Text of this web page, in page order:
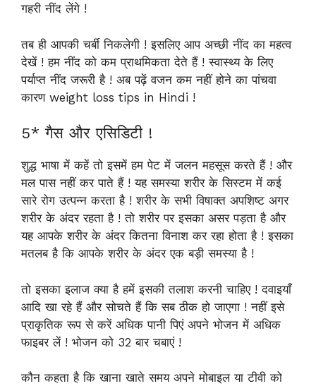
गहरी नींद लेंगे !
तब ही आपकी चर्बी निकलेगी ! इसलिए आप अच्छी नींद का महत्व
देखें ! हम नींद को कम प्राथमिकता देते हैं ! स्वास्थ्य के लिए
पर्याप्त नींद जरूरी है ! अब पढ़ें वजन कम नहीं होने का पांचवा
कारण weight loss tips in Hindi !
5* गैस और एसिडिटी !
शुद्ध भाषा में कहें तो इसमें हम पेट में जलन महसूस करते हैं ! और
मल पास नहीं कर पाते हैं ! यह समस्या शरीर के सिस्टम में कई
सारे रोग उत्पन्न करता है ! शरीर के सभी विषाक्त अपशिष्ट अगर
शरीर के अंदर रहता है ! तो शरीर पर इसका असर पड़ता है और
यह आपके शरीर के अंदर कितना विनाश कर रहा होता है ! इसका
मतलब है कि आपके शरीर के अंदर एक बड़ी समस्या है !
तो इसका इलाज क्या है हमें इसकी तलाश करनी चाहिए ! दवाइयाँ
आदि खा रहे हैं और सोचते हैं कि सब ठीक हो जाएगा ! नहीं इसे
प्राकृतिक रूप से करें अधिक पानी पिएं अपने भोजन में अधिक
फाइबर लें ! भोजन को 32 बार चबाएं !
कौन कहता है कि खाना खाते समय अपने मोबाइल या टीवी को